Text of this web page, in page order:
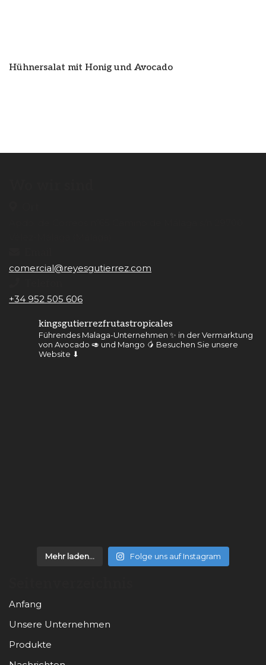
Hühnersalat mit Honig und Avocado
comercial@reyesgutierrez.com
+34 952 505 606
kingsgutierrezfrutastropicales
Führendes Malaga-Unternehmen ✨ in der Vermarktung
von Avocado 🥑 und Mango 🥭 Besuchen Sie unsere
Website ⬇
Mehr laden... Folge uns auf Instagram
Anfang
Unsere Unternehmen
Produkte